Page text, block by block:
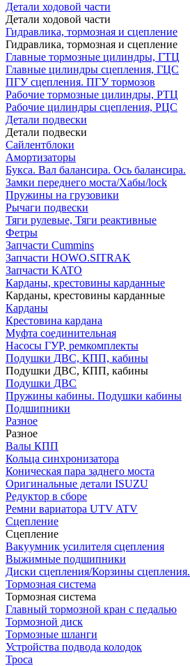
Детали ходовой части
Детали ходовой части
Гидравлика, тормозная и сцепление
Гидравлика, тормозная и сцепление
Главные тормозные цилиндры, ГТЦ
Главные цилиндры сцепления, ГЦС
ПГУ сцепления. ПГУ тормозов
Рабочие тормозные цилиндры, РТЦ
Рабочие цилиндры сцепления, РЦС
Детали подвески
Детали подвески
Cайлентблоки
Амортизаторы
Букса. Вал балансира. Ось балансира.
Замки переднего моста/Хабы/lock
Пружины на грузовики
Рычаги подвески
Тяги рулевые, Тяги реактивные
Фетры
Запчасти Cummins
Запчасти HOWO.SITRAK
Запчасти KATO
Карданы, крестовины карданные
Карданы, крестовины карданные
Карданы
Крестовина кардана
Муфта соединительная
Насосы ГУР, ремкомплекты
Подушки ДВС, КПП, кабины
Подушки ДВС, КПП, кабины
Подушки ДВС
Пружины кабины. Подушки кабины
Подшипники
Разное
Разное
Валы КПП
Кольца синхронизатора
Коническая пара заднего моста
Оригинальные детали ISUZU
Редуктор в сборе
Ремни вариатора UTV ATV
Сцепление
Сцепление
Вакуумник усилителя сцепления
Выжимные подшипники
Диски сцепления/Корзины сцепления.
Тормозная система
Тормозная система
Главный тормозной кран с педалью
Тормозной диск
Тормозные шланги
Устройства подвода колодок
Троса